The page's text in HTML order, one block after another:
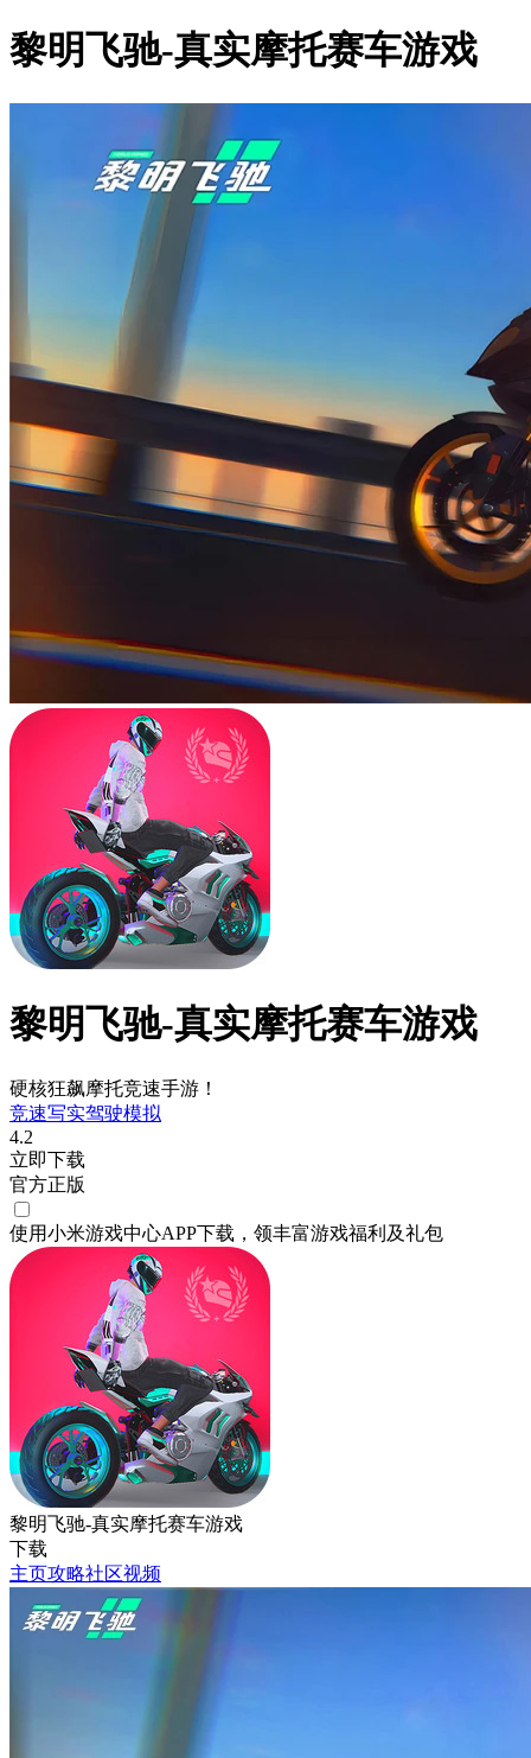
黎明飞驰-真实摩托赛车游戏
黎明飞驰-真实摩托赛车游戏
硬核狂飙摩托竞速手游！
竞速写实驾驶模拟
4.2
立即下载
官方正版
使用小米游戏中心APP下载 ，领丰富游戏福利 及礼包
黎明飞驰-真实摩托赛车游戏
下载
主页攻略社区视频